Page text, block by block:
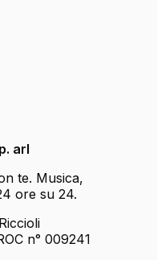
arl
te. Musica,
ore su 24.
n° 009241